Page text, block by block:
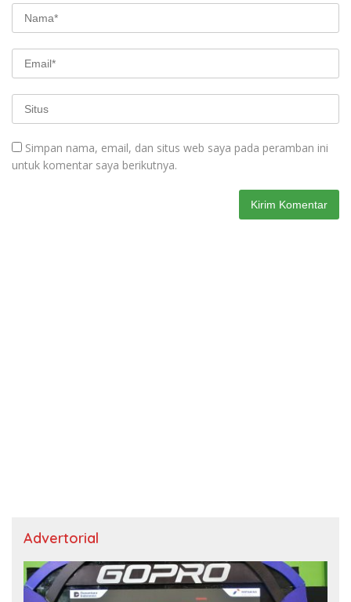
Simpan nama, email, dan situs web saya pada peramban ini
untuk komentar saya berikutnya.
Advertorial